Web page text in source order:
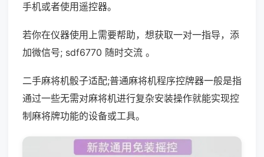
手机或者使用遥控器。
若你在仪器使用上需要帮助，想获取一对一指导，添
加微信号; sdf6770 随时交流 。
二手麻将机骰子适配;普通麻将机程序控牌器一般是指
通过一些无需对麻将机进行复杂安装操作就能实现控
制麻将牌功能的设备或工具。